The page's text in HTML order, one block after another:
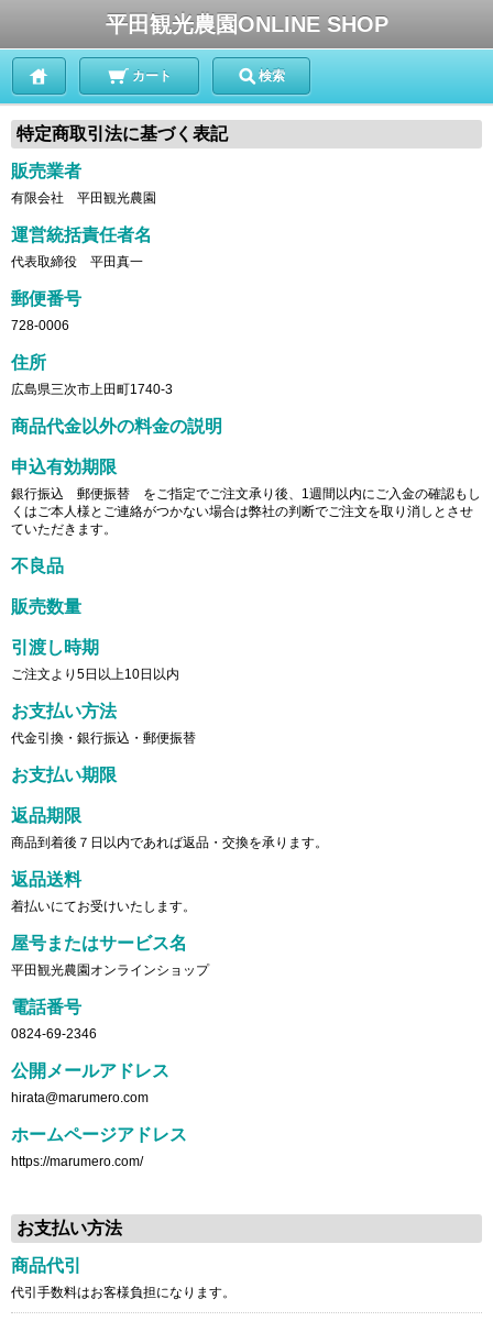
平田観光農園ONLINE SHOP
カート 検索
特定商取引法に基づく表記
販売業者
有限会社 平田観光農園
運営統括責任者名
代表取締役 平田真一
郵便番号
728-0006
住所
広島県三次市上田町1740-3
商品代金以外の料金の説明
申込有効期限
銀行振込 郵便振替 をご指定でご注文承り後、1週間以内にご入金の確認もし
くはご本人様とご連絡がつかない場合は弊社の判断でご注文を取り消しとさせ
ていただきます。
不良品
販売数量
引渡し時期
ご注文より5日以上10日以内
お支払い方法
代金引換・銀行振込・郵便振替
お支払い期限
返品期限
商品到着後７日以内であれば返品・交換を承ります。
返品送料
着払いにてお受けいたします。
屋号またはサービス名
平田観光農園オンラインショップ
電話番号
0824-69-2346
公開メールアドレス
hirata@marumero.com
ホームページアドレス
https://marumero.com/
お支払い方法
商品代引
代引手数料はお客様負担になります。